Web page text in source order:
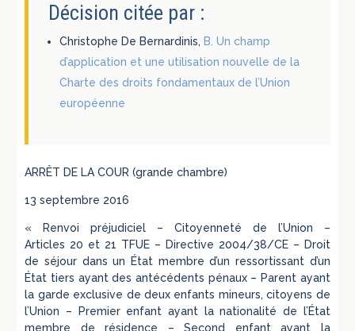
Décision citée par :
Christophe De Bernardinis, B. Un champ
d’application et une utilisation nouvelle de la
Charte des droits fondamentaux de l’Union
européenne
ARRÊT DE LA COUR (grande chambre)
13 septembre 2016
« Renvoi préjudiciel – Citoyenneté de l’Union –
Articles 20 et 21 TFUE – Directive 2004/38/CE – Droit
de séjour dans un État membre d’un ressortissant d’un
État tiers ayant des antécédents pénaux – Parent ayant
la garde exclusive de deux enfants mineurs, citoyens de
l’Union – Premier enfant ayant la nationalité de l’État
membre de résidence – Second enfant ayant la